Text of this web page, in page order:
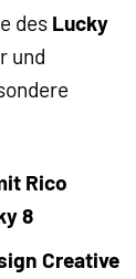
des Lucky
und
Rico
8
Creative